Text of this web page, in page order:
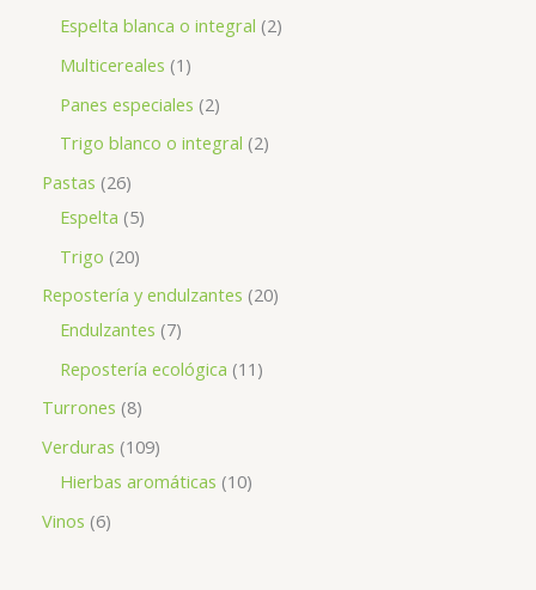
Espelta blanca o integral 2
Multicereales 1
Panes especiales 2
Trigo blanco o integral 2
Pastas 26
Espelta 5
Trigo 20
Repostería y endulzantes 20
Endulzantes 7
Repostería ecológica 11
Turrones 8
Verduras 109
Hierbas aromáticas 10
Vinos 6